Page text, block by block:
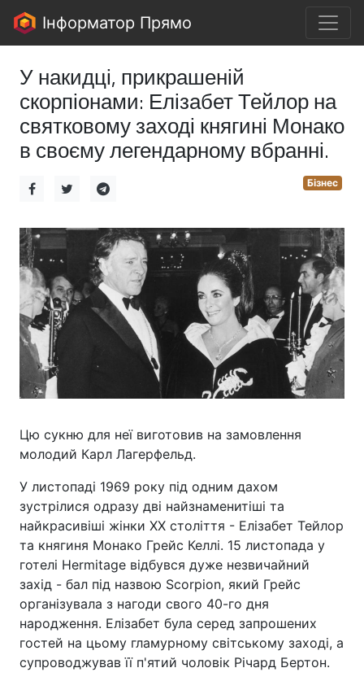
Інформатор Прямо
У накидці, прикрашеній
скорпіонами: Елізабет Тейлор на
святковому заході княгині Монако
в своєму легендарному вбранні.
Бізнес
Цю сукню для неї виготовив на замовлення
молодий Карл Лагерфельд.
У листопаді 1969 року під одним дахом
зустрілися одразу дві найзнаменитіші та
найкрасивіші жінки ХХ століття - Елізабет Тейлор
та княгиня Монако Грейс Келлі. 15 листопада у
готелі Hermitage відбувся дуже незвичайний
захід - бал під назвою Scorpion, який Грейс
організувала з нагоди свого 40-го дня
народження. Елізабет була серед запрошених
гостей на цьому гламурному світському заході, а
супроводжував її п'ятий чоловік Річард Бертон.